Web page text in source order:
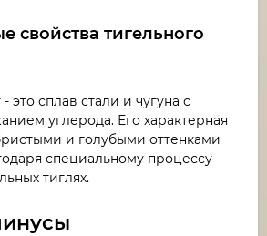
свойства тигельного
это сплав стали и чугуна с
углерода. Его характерная
и голубыми оттенками
специальному процессу
тиглях.